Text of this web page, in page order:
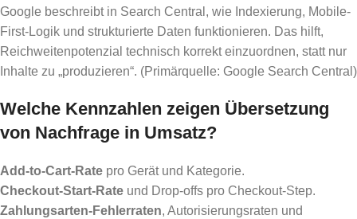
Google beschreibt in Search Central, wie Indexierung, Mobile-
First-Logik und strukturierte Daten funktionieren. Das hilft,
Reichweitenpotenzial technisch korrekt einzuordnen, statt nur
Inhalte zu „produzieren“. (Primärquelle: Google Search Central)
Welche Kennzahlen zeigen Übersetzung
von Nachfrage in Umsatz?
Add-to-Cart-Rate pro Gerät und Kategorie.
Checkout-Start-Rate und Drop-offs pro Checkout-Step.
Zahlungsarten-Fehlerraten, Autorisierungsraten und